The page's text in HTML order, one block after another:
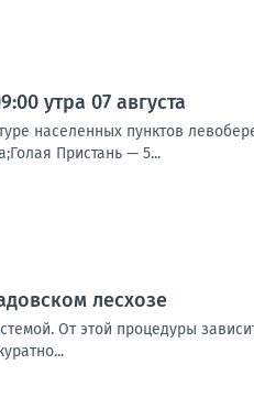
утра 07 августа
населенных пунктов
Пристань — 5...
лесхозе
От этой процедуры